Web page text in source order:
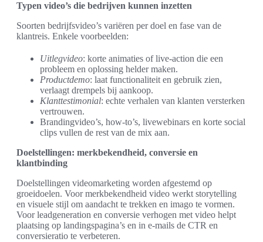
Typen video’s die bedrijven kunnen inzetten
Soorten bedrijfsvideo’s variëren per doel en fase van de
klantreis. Enkele voorbeelden:
Uitlegvideo: korte animaties of live-action die een
probleem en oplossing helder maken.
Productdemo: laat functionaliteit en gebruik zien,
verlaagt drempels bij aankoop.
Klanttestimonial: echte verhalen van klanten versterken
vertrouwen.
Brandingvideo’s, how-to’s, livewebinars en korte social
clips vullen de rest van de mix aan.
Doelstellingen: merkbekendheid, conversie en
klantbinding
Doelstellingen videomarketing worden afgestemd op
groeidoelen. Voor merkbekendheid video werkt storytelling
en visuele stijl om aandacht te trekken en imago te vormen.
Voor leadgeneration en conversie verhogen met video helpt
plaatsing op landingspagina’s en in e-mails de CTR en
conversieratio te verbeteren.